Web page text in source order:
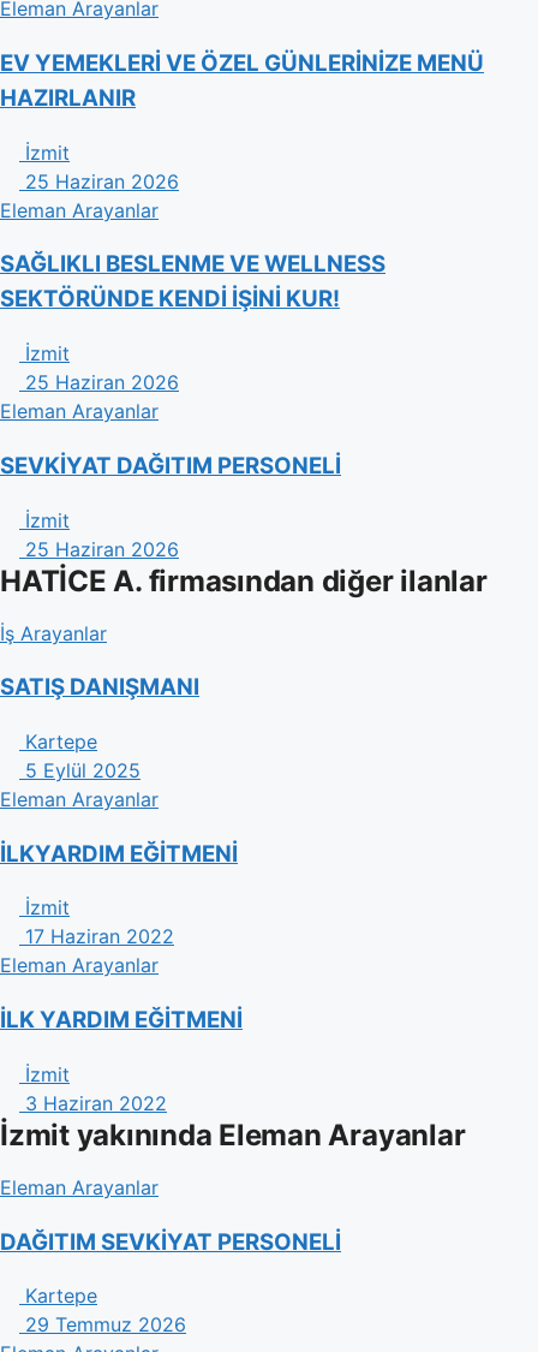
Eleman Arayanlar
EV YEMEKLERİ VE ÖZEL GÜNLERİNİZE MENÜ
HAZIRLANIR
İzmit
25 Haziran 2026
Eleman Arayanlar
​SAĞLIKLI BESLENME VE WELLNESS
SEKTÖRÜNDE KENDİ İŞİNİ KUR!
İzmit
25 Haziran 2026
Eleman Arayanlar
SEVKİYAT DAĞITIM PERSONELİ
İzmit
25 Haziran 2026
HATİCE A. firmasından diğer ilanlar
İş Arayanlar
SATIŞ DANIŞMANI
Kartepe
5 Eylül 2025
Eleman Arayanlar
İLKYARDIM EĞİTMENİ
İzmit
17 Haziran 2022
Eleman Arayanlar
İLK YARDIM EĞİTMENİ
İzmit
3 Haziran 2022
İzmit yakınında Eleman Arayanlar
Eleman Arayanlar
DAĞITIM SEVKİYAT PERSONELİ
Kartepe
29 Temmuz 2026